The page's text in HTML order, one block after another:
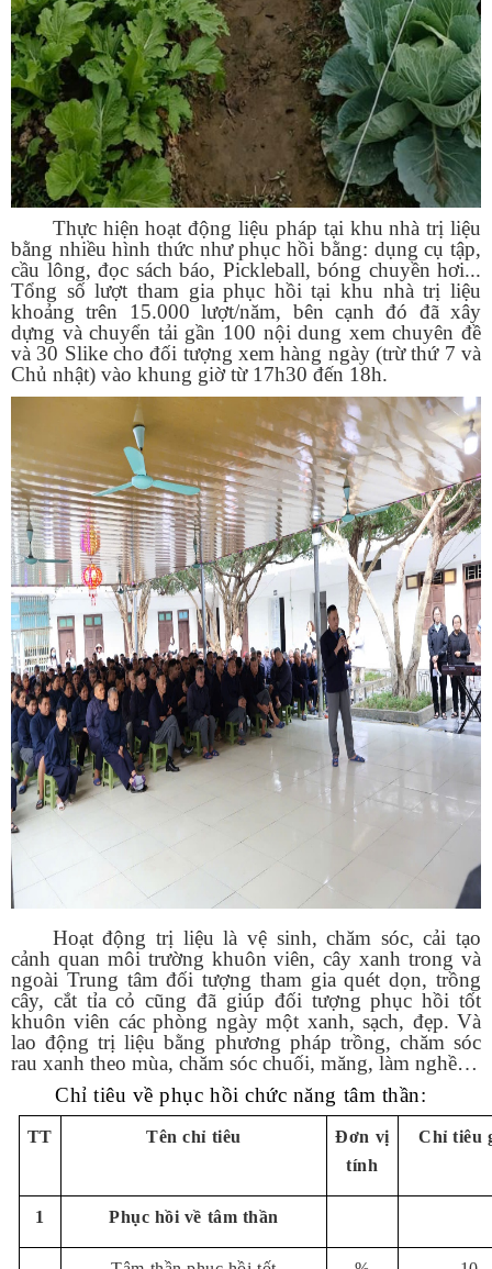
Thực hiện hoạt động liệu pháp tại khu nhà trị liệu
bằng nhiều hình thức như phục hồi bằng: dụng cụ tập,
cầu lông, đọc sách báo, Pickleball, bóng chuyền hơi...
Tổng số lượt tham gia phục hồi tại khu nhà trị liệu
khoảng trên 15.000 lượt/năm, bên cạnh đó đã xây
dựng và chuyển tải gần 100 nội dung xem chuyên đề
và 30 Slike cho đối tượng xem hàng ngày (trừ thứ 7 và
Chủ nhật) vào khung giờ từ 17h30 đến 18h.
Hoạt động trị liệu là vệ sinh, chăm sóc, cải tạo
cảnh quan môi trường khuôn viên, cây xanh trong và
ngoài Trung tâm đối tượng tham gia quét dọn, trồng
cây, cắt tỉa cỏ cũng đã giúp đối tượng phục hồi tốt
khuôn viên các phòng ngày một xanh, sạch, đẹp. Và
lao động trị liệu bằng phương pháp trồng, chăm sóc
rau xanh theo mùa, chăm sóc chuối, măng, làm nghề…
Chỉ tiêu về phục hồi chức năng tâm thần:
TT Tên chỉ tiêu
Đơn vị
tính
Chỉ tiêu
1 Phục hồi về tâm thần